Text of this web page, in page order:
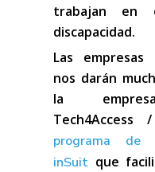
trabajan
discapacidad.
Las empresas
nos darán
la
programa de
inSuit que